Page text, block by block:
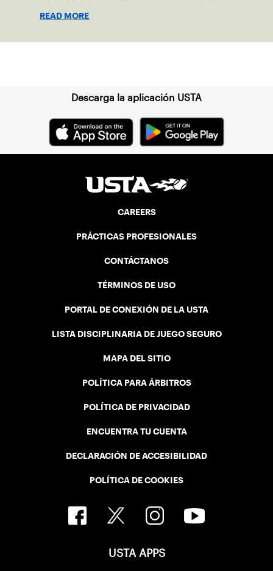
READ MORE
Descarga la aplicación USTA
CAREERS
PRÁCTICAS PROFESIONALES
CONTÁCTANOS
TÉRMINOS DE USO
PORTAL DE CONEXIÓN DE LA USTA
LISTA DISCIPLINARIA DE JUEGO SEGURO
MAPA DEL SITIO
POLÍTICA PARA ÁRBITROS
POLÍTICA DE PRIVACIDAD
ENCUENTRA TU CUENTA
DECLARACIÓN DE ACCESIBILIDAD
POLÍTICA DE COOKIES
USTA APPS